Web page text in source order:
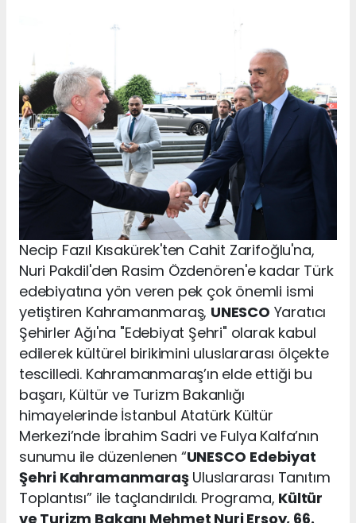
Necip Fazıl Kısakürek'ten Cahit Zarifoğlu'na,
Nuri Pakdil'den Rasim Özdenören'e kadar Türk
edebiyatına yön veren pek çok önemli ismi
yetiştiren Kahramanmaraş, UNESCO Yaratıcı
Şehirler Ağı'na "Edebiyat Şehri" olarak kabul
edilerek kültürel birikimini uluslararası ölçekte
tescilledi. Kahramanmaraş’ın elde ettiği bu
başarı, Kültür ve Turizm Bakanlığı
himayelerinde İstanbul Atatürk Kültür
Merkezi’nde İbrahim Sadri ve Fulya Kalfa’nın
sunumu ile düzenlenen “UNESCO Edebiyat
Şehri KahramanmaraşUluslararası Tanıtım
Toplantısı” ile taçlandırıldı. Programa, Kültür
ve Turizm Bakanı Mehmet Nuri Ersoy, 66.